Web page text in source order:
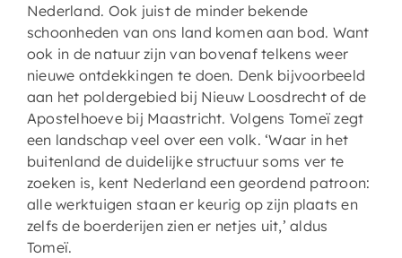
Nederland. Ook juist de minder bekende
schoonheden van ons land komen aan bod. Want
ook in de natuur zijn van bovenaf telkens weer
nieuwe ontdekkingen te doen. Denk bijvoorbeeld
aan het poldergebied bij Nieuw Loosdrecht of de
Apostelhoeve bij Maastricht. Volgens Tomeï zegt
een landschap veel over een volk. ‘Waar in het
buitenland de duidelijke structuur soms ver te
zoeken is, kent Nederland een geordend patroon:
alle werktuigen staan er keurig op zijn plaats en
zelfs de boerderijen zien er netjes uit,’ aldus
Tomeï.